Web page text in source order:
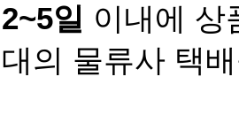
2~5일 이내에 상
의 물류사 택